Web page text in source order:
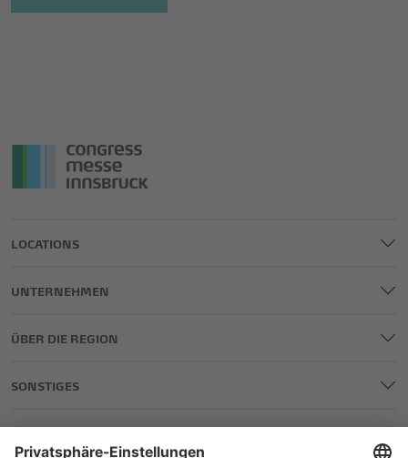
LOCATIONS
UNTERNEHMEN
ÜBER DIE REGION
SONSTIGES